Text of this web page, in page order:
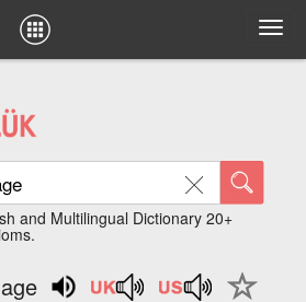
and Multilingual Dictionary 20+